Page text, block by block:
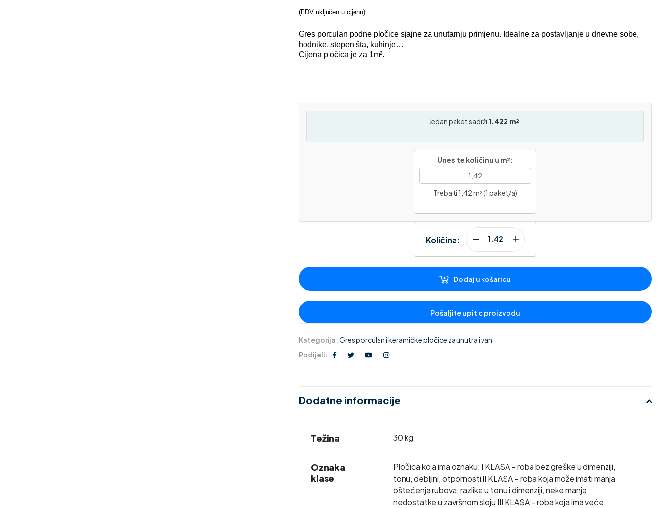
(PDV uključen u cijenu)
Gres porculan podne pločice sjajne za unutarnju primjenu. Idealne za postavljanje u dnevne sobe,
hodnike, stepeništa, kuhinje…
Cijena pločica je za 1m².
Jedan paket sadrži 1.422 m²
Unesite količinu u m²:
Treba ti 1,42 m² (1 paket/a)
Količina:
Dodaj u košaricu
Kategorija:Gres porculan i keramičke pločice za unutra i van
Podijeli:
Dodatne informacije
Težina 30 kg
Oznaka
klase
Pločica koja ima oznaku: I KLASA – roba bez greške u dimenziji,
tonu, debljini, otpornosti II KLASA – roba koja može imati manja
oštećenja rubova, razlike u tonu i dimenziji, neke manje
nedostatke u završnom sloju III KLASA – roba koja ima veće